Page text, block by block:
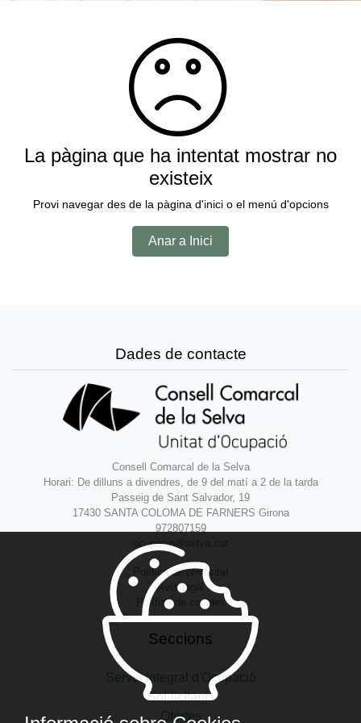
La pàgina que ha intentat mostrar no
existeix
Provi navegar des de la pàgina d'inici o el menú d'opcions
Anar a Inici
Dades de contacte
Consell Comarcal de la Selva
Horari: De dilluns a divendres, de 9 del matí a 2 de la tarda
Passeig de Sant Salvador, 19
17430 SANTA COLOMA DE FARNERS Girona
972807159
ocupacio@selva.cat
Política de privacitat
Avís legal
Política de cookies
Seccions
Servei Integral d'Ocupació
Sol·licitants
Ofertes